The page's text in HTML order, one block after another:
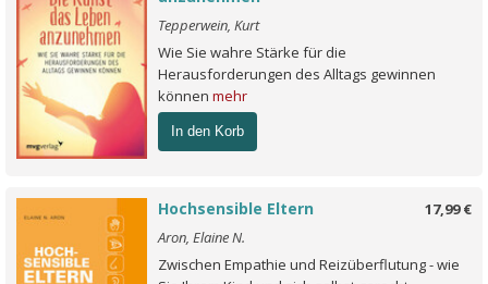
Tepperwein, Kurt
Wie Sie wahre Stärke für die
Herausforderungen des Alltags gewinnen
können mehr
In den Korb
17,99 €
Hochsensible Eltern
Aron, Elaine N.
Zwischen Empathie und Reizüberflutung - wie